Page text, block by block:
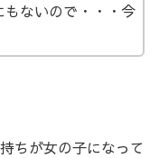
ないので・・・今
ちが女の子になって